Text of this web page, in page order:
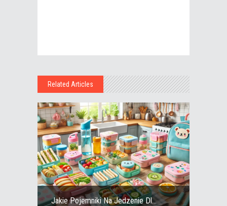
Related Articles
Jakie Pojemniki Na Jedzenie Dl...